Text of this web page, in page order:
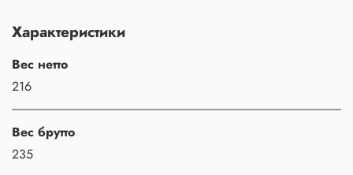
Характеристики
Вес нетто
216
Вес брутто
235